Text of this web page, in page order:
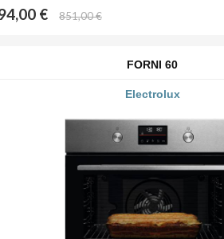
€ 851,00 €
FORNI 60
Electrolux